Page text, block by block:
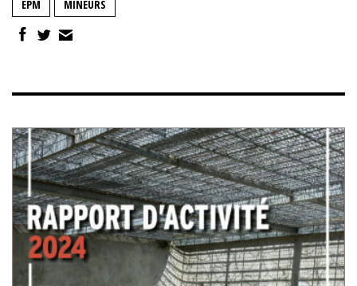
EPM MINEURS